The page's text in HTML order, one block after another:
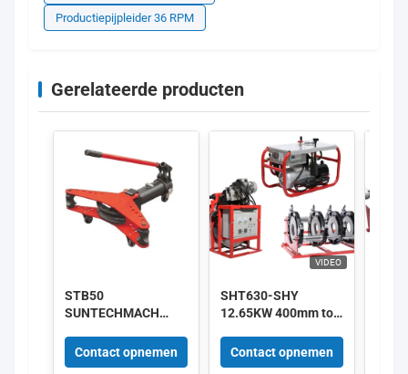
Productiepijpleider 36 RPM
Gerelateerde producten
STB50
SUNTECHMACH
Handmatige
hydraulische
Contact opnemen
VIDEO
SHT630-SHY
12.65KW 400mm tot
pijpfusiebedrijf 380V
leverancier
Contact opnemen